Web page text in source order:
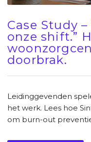
Case Study
onze shift.”
doorbrak.
Leidinggevenden
het werk. Lees hoe
om burn-out